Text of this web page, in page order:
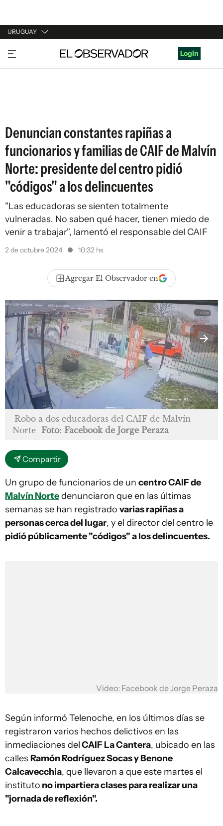
URUGUAY
URUGUAY
ARGENTINA
Login
Denuncian constantes rapiñas a
funcionarios y familias de CAIF de Malvín
Norte: presidente del centro pidió
"códigos" a los delincuentes
"Las educadoras se sienten totalmente
vulneradas. No saben qué hacer, tienen miedo de
venir a trabajar", lamentó el responsable del CAIF
2 de octubre 2024 10:32 hs
Agregar El Observador en
Robo a dos educadoras del CAIF de Malvín
Norte Foto: Facebook de Jorge Peraza
Compartir
Un grupo de funcionarios de un centro CAIF de
Malvín Nortedenunciaron que en las últimas
semanas se han registrado varias rapiñas a
personas cerca del lugar, y el director del centro le
pidió públicamente "códigos" a los delincuentes.
Video: Facebook de Jorge Peraza
Según informó Telenoche, en los últimos días se
registraron varios hechos delictivos en las
inmediaciones delCAIF La Cantera, ubicado en las
calles Ramón Rodríguez Socas y Benone
Calcavecchia, que llevaron a que este martes el
instituto no impartiera clases para realizar una
"jornada de reflexión".